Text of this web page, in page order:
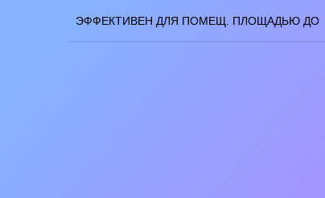
ЭФФЕКТИВЕН ДЛЯ ПОМЕЩ. ПЛОЩАДЬЮ ДО